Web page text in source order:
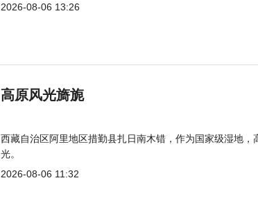
2026-08-06 13:26
高原风光旖旎
西藏自治区阿里地区措勤县扎日南木错，作为国家级湿地，
光。
2026-08-06 11:32